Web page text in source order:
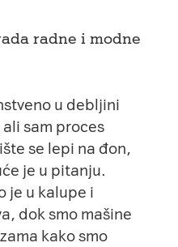
radne i modne
u debljini
sam proces
se lepi na đon,
je u pitanju.
je u kalupe i
dok smo mašine
kako smo